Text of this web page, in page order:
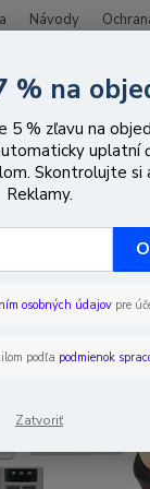
Návody
Hľadať
ochrana
% na
5 % zľavu na
uplatní
Skontrolujte si
Reklamy.
osobných údajov pre
podľa podmienok
Zatvoriť